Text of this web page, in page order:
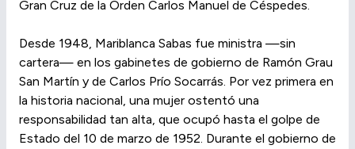
Gran Cruz de la Orden Carlos Manuel de Céspedes.
Desde 1948, Mariblanca Sabas fue ministra —sin
cartera— en los gabinetes de gobierno de Ramón Grau
San Martín y de Carlos Prío Socarrás. Por vez primera en
la historia nacional, una mujer ostentó una
responsabilidad tan alta, que ocupó hasta el golpe de
Estado del 10 de marzo de 1952. Durante el gobierno de